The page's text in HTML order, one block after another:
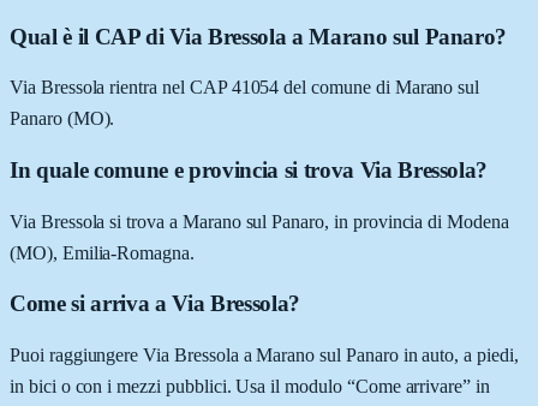
Qual è il CAP di Via Bressola a Marano sul Panaro?
Via Bressola rientra nel CAP 41054 del comune di Marano sul
Panaro (MO).
In quale comune e provincia si trova Via Bressola?
Via Bressola si trova a Marano sul Panaro, in provincia di Modena
(MO), Emilia-Romagna.
Come si arriva a Via Bressola?
Puoi raggiungere Via Bressola a Marano sul Panaro in auto, a piedi,
in bici o con i mezzi pubblici. Usa il modulo “Come arrivare” in